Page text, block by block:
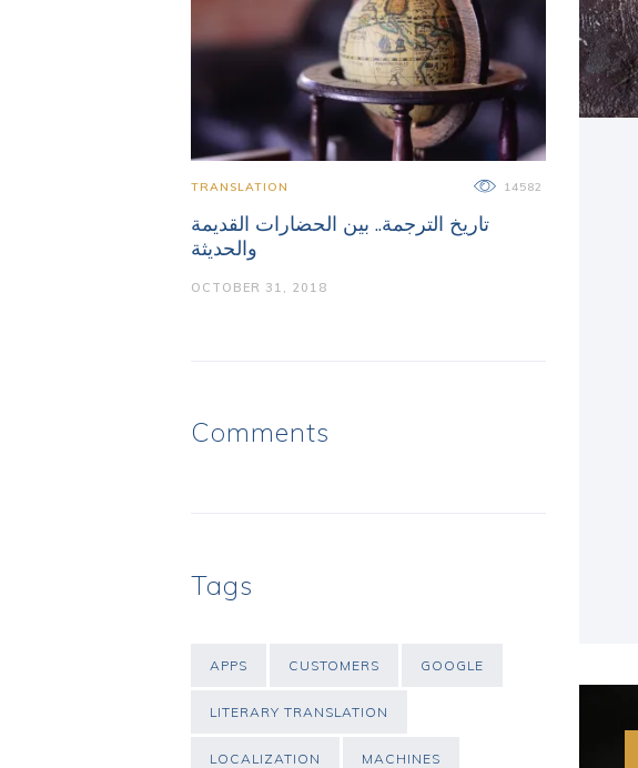
TRANSLATION 14582
تاريخ الترجمة.. بين الحضارات القديمة
والحديثة
OCTOBER 31, 2018
Comments
Tags
APPS CUSTOMERS GOOGLE
LITERARY TRANSLATION
LOCALIZATION MACHINES